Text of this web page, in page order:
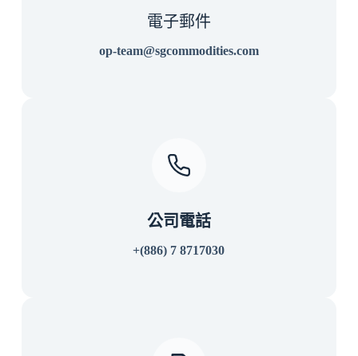
電子郵件
op-team@sgcommodities.com
公司電話
+(886) 7 8717030